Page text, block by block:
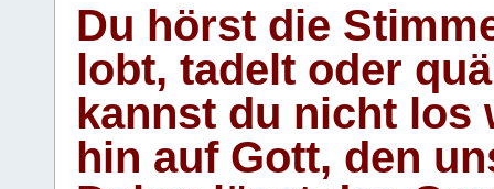
Du hörst die
lobt, tadelt oder
kannst du nicht los
hin auf Gott, den